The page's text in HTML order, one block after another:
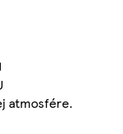
atmosfére.